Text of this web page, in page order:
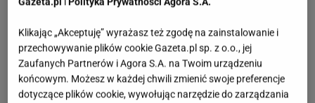
Klikając „Akceptuję” wyrażasz też zgodę na zainstalowanie i
przechowywanie plików cookie Gazeta.pl sp. z o.o., jej
Zaufanych Partnerów i Agora S.A. na Twoim urządzeniu
końcowym. Możesz w każdej chwili zmienić swoje preferencje
dotyczące plików cookie, wywołując narzędzie do zarządzania